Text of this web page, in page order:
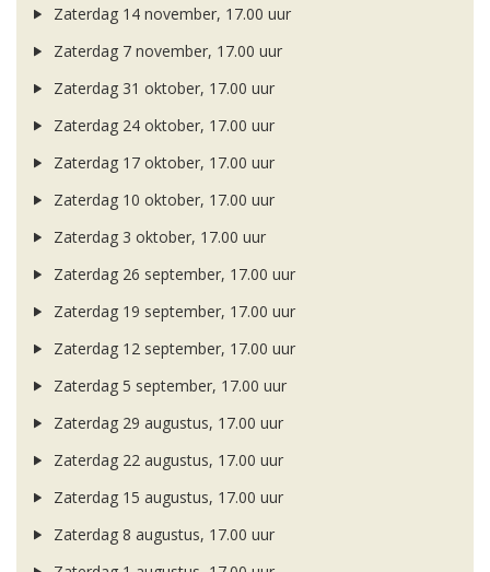
Zaterdag 14 november, 17.00 uur
Zaterdag 7 november, 17.00 uur
Zaterdag 31 oktober, 17.00 uur
Zaterdag 24 oktober, 17.00 uur
Zaterdag 17 oktober, 17.00 uur
Zaterdag 10 oktober, 17.00 uur
Zaterdag 3 oktober, 17.00 uur
Zaterdag 26 september, 17.00 uur
Zaterdag 19 september, 17.00 uur
Zaterdag 12 september, 17.00 uur
Zaterdag 5 september, 17.00 uur
Zaterdag 29 augustus, 17.00 uur
Zaterdag 22 augustus, 17.00 uur
Zaterdag 15 augustus, 17.00 uur
Zaterdag 8 augustus, 17.00 uur